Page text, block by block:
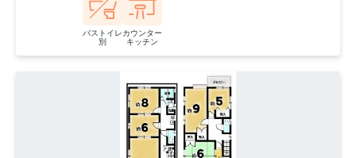
バストイレ
別
カウンター
キッチン